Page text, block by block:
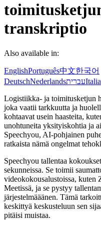
transkriptio
Also available in:
EnglishPortuguês中文한국어
DeutschNederlandsעברית
Logistiikka- ja toimitusketjun
joka vaatii tarkkuutta ja
kohtaavat usein haasteita,
unohtuneita yksityiskohtia ja
Speechyou, AI-pohjainen
ratkaista nämä ongelmat
Speechyou tallentaa
sekunneissa. Se toimii
videokokousalustoissa, kuten
Meetissä, ja se pystyy
järjestelmääänen. Tämä
keskittyä keskusteluun sen
pitäisi muistaa.